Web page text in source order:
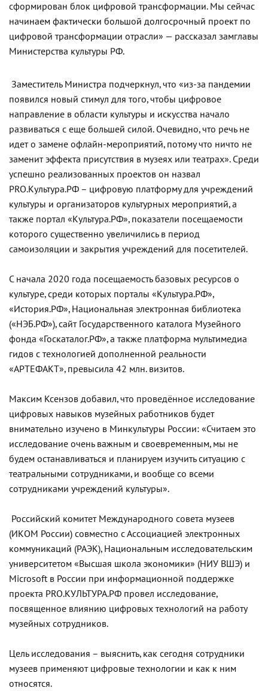
сформирован блок цифровой трансформации. Мы сейчас
начинаем фактически большой долгосрочный проект по
цифровой трансформации отрасли» — рассказал замглавы
Министерства культуры РФ.
Заместитель Министра подчеркнул, что «из-за пандемии
появился новый стимул для того, чтобы цифровое
направление в области культуры и искусства начало
развиваться с еще большей силой. Очевидно, что речь не
идет о замене офлайн-мероприятий, потому что ничто не
заменит эффекта присутствия в музеях или театрах». Среди
успешно реализованных проектов он назвал
PRO.Культура.РФ – цифровую платформу для учреждений
культуры и организаторов культурных мероприятий, а
также портал «Культура.РФ», показатели посещаемости
которого существенно увеличились в период
самоизоляции и закрытия учреждений для посетителей.
С начала 2020 года посещаемость базовых ресурсов о
культуре, среди которых порталы «Культура.РФ»,
«История.РФ», Национальная электронная библиотека
(«НЭБ.РФ»), сайт Государственного каталога Музейного
фонда «Госкаталог.РФ», а также платформа мультимедиа
гидов с технологией дополненной реальности
«АРТЕФАКТ», превысила 42 млн. визитов.
Максим Ксензов добавил, что проведённое исследование
цифровых навыков музейных работников будет
внимательно изучено в Минкультуры России: «Считаем это
исследование очень важным и своевременным, мы не
будем останавливаться и планируем изучить ситуацию с
театральными сотрудниками, и вообще со всеми
сотрудниками учреждений культуры».
Российский комитет Международного совета музеев
(ИКОМ России) совместно с Ассоциацией электронных
коммуникаций (РАЭК), Национальным исследовательским
университетом «Высшая школа экономики» (НИУ ВШЭ) и
Microsoft в России при информационной поддержке
проекта PRO.КУЛЬТУРА.РФ провел исследование,
посвященное влиянию цифровых технологий на работу
музейных сотрудников.
Цель исследования – выяснить, как сегодня сотрудники
музеев применяют цифровые технологии и как к ним
относятся.